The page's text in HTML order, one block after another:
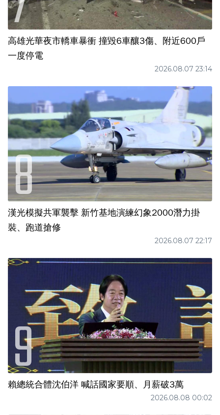
高雄光華夜市轎車暴衝 撞毀6車釀3傷、附近600戶
一度停電
2026.08.07 23:14
漢光模擬共軍襲擊 新竹基地演練幻象2000潛力掛
裝、跑道搶修
2026.08.07 22:17
賴總統合體沈伯洋 喊話國家要順、月薪破3萬
2026.08.08 00:02